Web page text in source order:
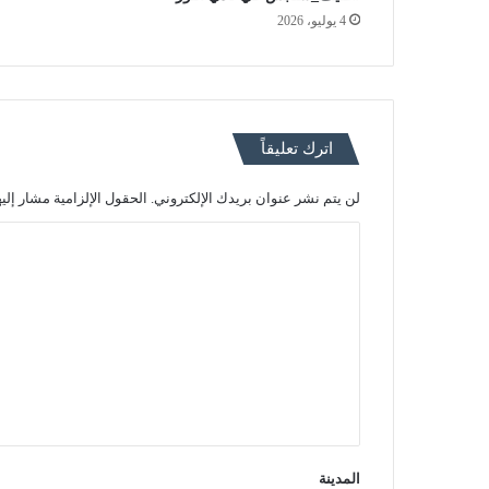
4 يوليو، 2026
اترك تعليقاً
لن يتم نشر عنوان بريدك الإلكتروني. الحقول الإلزامية مشار
المدينة